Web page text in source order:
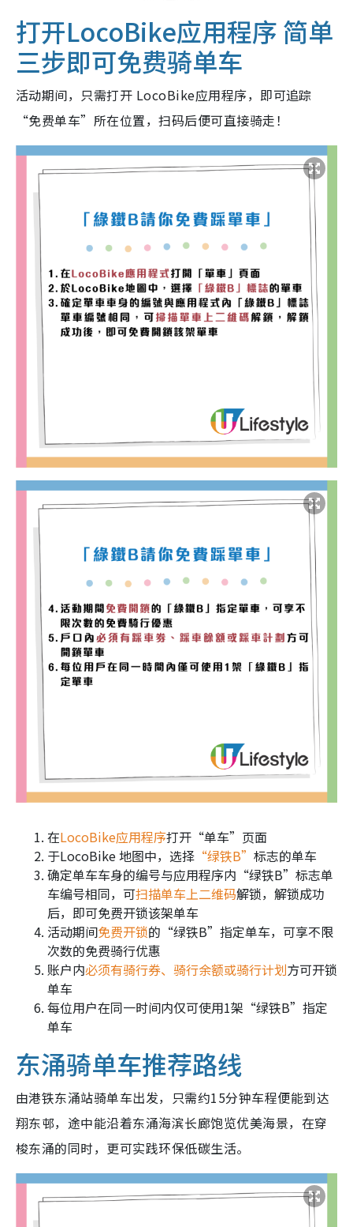
打开LocoBike应用程序 简单
三步即可免费骑单车
活动期间，只需打开 LocoBike应用程序，即可追踪
“免费单车”所在位置，扫码后便可直接骑走！
在LocoBike应用程序打开“单车”页面
于LocoBike 地图中，选择 “绿铁B” 标志的单车
确定单车车身的编号与应用程序内“绿铁B”标志单
车编号相同，可扫描单车上二维码解锁，解锁成功
后，即可免费开锁该架单车
活动期间免费开锁的“绿铁B”指定单车，可享不限
次数的免费骑行优惠
账户内必须有骑行券、骑行余额或骑行计划方可开锁
单车
每位用户在同一时间内仅可使用1架 “绿铁B”指定
单车
东涌骑单车推荐路线
由港铁东涌站骑单车出发，只需约15分钟车程便能到达
翔东邨， 途中能沿着东涌海滨长廊饱览优美海景，在穿
梭东涌的同时，更可实践环保低碳生活。